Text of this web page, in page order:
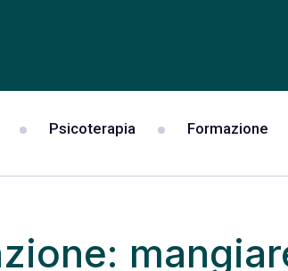
Psicoterapia Formazione